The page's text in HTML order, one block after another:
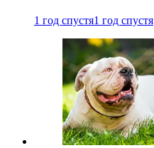
1 год спустя1 год спустя